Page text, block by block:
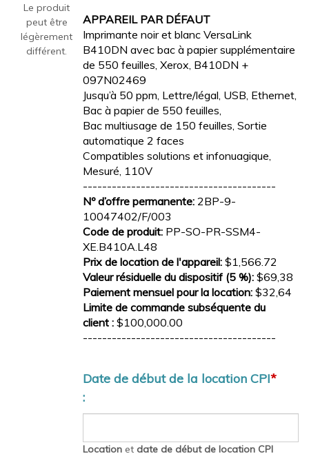
Le produit
peut être
légèrement
différent.
APPAREIL PAR DÉFAUT
Imprimante noir et blanc VersaLink
B410DN avec bac à papier supplémentaire
de 550 feuilles, Xerox, B410DN +
097N02469
Jusqu’à 50 ppm, Lettre/légal, USB, Ethernet,
Bac à papier de 550 feuilles,
Bac multiusage de 150 feuilles, Sortie
automatique 2 faces
Compatibles solutions et infonuagique,
Mesuré, 110V
----------------------------------------
Nº d’offre permanente: 2BP-9-
10047402/F/003
Code de produit: PP-SO-PR-SSM4-
XE.B410A.L48
Prix de location de l'appareil: $1,566.72
Valeur résiduelle du dispositif (5 %): $69,38
Paiement mensuel pour la location: $32,64
Limite de commande subséquente du
client : $100,000.00
----------------------------------------
Date de début de la location CPI*
:
Location et date de début de location CPI